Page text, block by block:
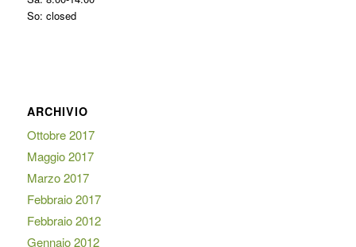
So: closed
ARCHIVIO
Ottobre 2017
Maggio 2017
Marzo 2017
Febbraio 2017
Febbraio 2012
Gennaio 2012